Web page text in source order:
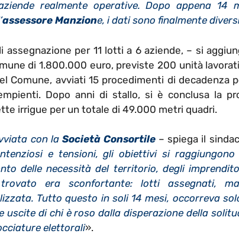
realmente operative. Dopo appena 14
assessore Manzione, i dati sono finalmente
per 11 lotti a 6 aziende, – si
di 1.800.000 euro, previste 200 unità
Comune, avviati 15 procedimenti di decadenza
Dopo anni di stallo, si è conclusa la
irrigue per un totale di 49.000 metri quadri.
con la Società Consortile – spiega il
e tensioni, gli obiettivi si
delle necessità del territorio, degli
trovato era sconfortante: lotti assegnati,
Tutto questo in soli 14 mesi, occorreva
uscite di chi è roso dalla disperazione della
elettorali».